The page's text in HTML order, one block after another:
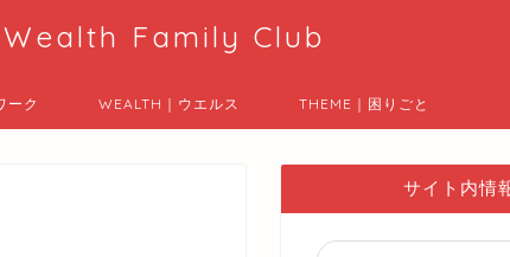
Wealth Family Club
ーク WEALTH｜ウエルス THEME｜困りごと
サイト内情